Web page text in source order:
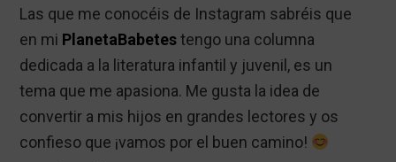
Las que me conocéis de Instagram sabréis que
en mi PlanetaBabetestengo una columna
dedicada a la literatura infantil y juvenil, es un
tema que me apasiona. Me gusta la idea de
convertir a mis hijos en grandes lectores y os
confieso que ¡vamos por el buen camino!